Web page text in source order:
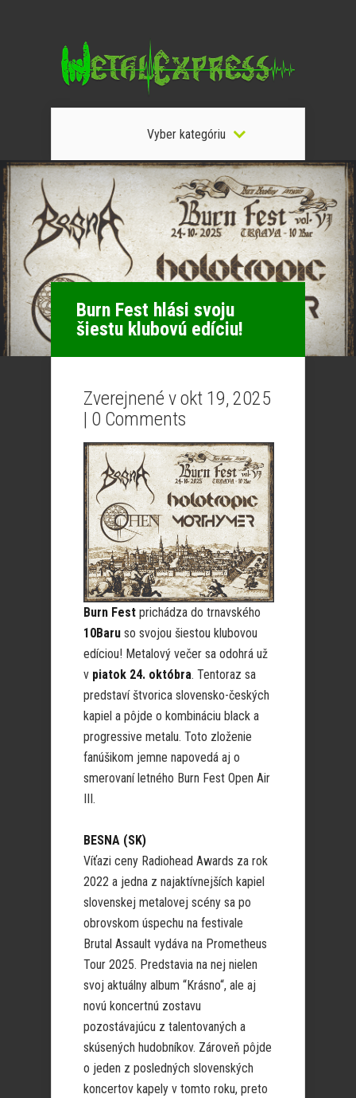
Vyber kategóriu
Burn Fest hlási svoju
šiestu klubovú edíciu!
Zverejnené v okt 19, 2025
| 0 Comments
Burn Fest prichádza do trnavského
10Baru so svojou šiestou klubovou
edíciou! Metalový večer sa odohrá už
v piatok 24. októbra. Tentoraz sa
predstaví štvorica slovensko-českých
kapiel a pôjde o kombináciu black a
progressive metalu. Toto zloženie
fanúšikom jemne napovedá aj o
smerovaní letného Burn Fest Open Air
III.
BESNA (SK)
Víťazi ceny Radiohead Awards za rok
2022 a jedna z najaktívnejších kapiel
slovenskej metalovej scény sa po
obrovskom úspechu na festivale
Brutal Assault vydáva na Prometheus
Tour 2025. Predstavia na nej nielen
svoj aktuálny album “Krásno“, ale aj
novú koncertnú zostavu
pozostávajúcu z talentovaných a
skúsených hudobníkov. Zároveň pôjde
o jeden z posledných slovenských
koncertov kapely v tomto roku, preto